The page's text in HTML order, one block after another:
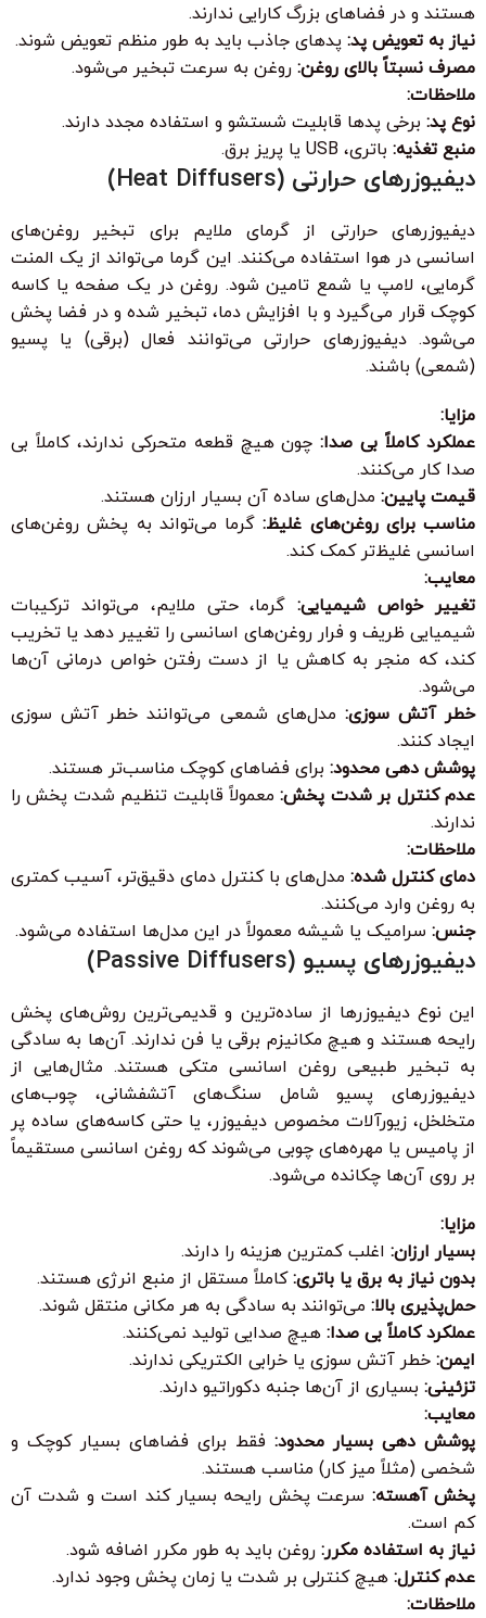
هستند و در فضاهای بزرگ کارایی ندارند.
نیاز به تعویض پد: پدهای جاذب باید به طور منظم تعویض شوند.
مصرف نسبتاً بالای روغن: روغن به سرعت تبخیر می‌شود.
ملاحظات:
نوع پد: برخی پدها قابلیت شستشو و استفاده مجدد دارند.
منبع تغذیه: باتری، USB یا پریز برق.
دیفیوزرهای حرارتی (Heat Diffusers)
دیفیوزرهای حرارتی از گرمای ملایم برای تبخیر روغن‌های
اسانسی در هوا استفاده می‌کنند. این گرما می‌تواند از یک المنت
گرمایی، لامپ یا شمع تامین شود. روغن در یک صفحه یا کاسه
کوچک قرار می‌گیرد و با افزایش دما، تبخیر شده و در فضا پخش
می‌شود. دیفیوزرهای حرارتی می‌توانند فعال (برقی) یا پسیو
(شمعی) باشند.
مزایا:
عملکرد کاملاً بی صدا:چون هیچ قطعه متحرکی ندارند، کاملاً بی
صدا کار می‌کنند.
قیمت پایین: مدل‌های ساده آن بسیار ارزان هستند.
مناسب برای روغن‌های غلیظ:گرما می‌تواند به پخش روغن‌های
اسانسی غلیظ‌تر کمک کند.
معایب:
تغییر خواص شیمیایی:گرما، حتی ملایم، می‌تواند ترکیبات
شیمیایی ظریف و فرار روغن‌های اسانسی را تغییر دهد یا تخریب
کند، که منجر به کاهش یا از دست رفتن خواص درمانی آن‌ها
می‌شود.
خطر آتش سوزی: مدل‌های شمعی می‌توانند خطر آتش سوزی
ایجاد کنند.
پوشش دهی محدود: برای فضاهای کوچک مناسب‌تر هستند.
عدم کنترل بر شدت پخش:معمولاً قابلیت تنظیم شدت پخش را
ندارند.
ملاحظات:
دمای کنترل شده: مدل‌های با کنترل دمای دقیق‌تر، آسیب کمتری
به روغن وارد می‌کنند.
جنس: سرامیک یا شیشه معمولاً در این مدل‌ها استفاده می‌شود.
دیفیوزرهای پسیو (Passive Diffusers)
این نوع دیفیوزرها از ساده‌ترین و قدیمی‌ترین روش‌های پخش
رایحه هستند و هیچ مکانیزم برقی یا فن ندارند. آن‌ها به سادگی
به تبخیر طبیعی روغن اسانسی متکی هستند. مثال‌هایی از
دیفیوزرهای پسیو شامل سنگ‌های آتشفشانی، چوب‌های
متخلخل، زیورآلات مخصوص دیفیوزر، یا حتی کاسه‌های ساده پر
از پامیس یا مهره‌های چوبی می‌شوند که روغن اسانسی مستقیماً
بر روی آن‌ها چکانده می‌شود.
مزایا:
بسیار ارزان: اغلب کمترین هزینه را دارند.
بدون نیاز به برق یا باتری:کاملاً مستقل از منبع انرژی هستند.
حمل‌پذیری بالا: می‌توانند به سادگی به هر مکانی منتقل شوند.
عملکرد کاملاً بی صدا: هیچ صدایی تولید نمی‌کنند.
ایمن: خطر آتش سوزی یا خرابی الکتریکی ندارند.
تزئینی: بسیاری از آن‌ها جنبه دکوراتیو دارند.
معایب:
پوشش دهی بسیار محدود: فقط برای فضاهای بسیار کوچک و
شخصی (مثلاً میز کار) مناسب هستند.
پخش آهسته: سرعت پخش رایحه بسیار کند است و شدت آن
کم است.
نیاز به استفاده مکرر: روغن باید به طور مکرر اضافه شود.
عدم کنترل: هیچ کنترلی بر شدت یا زمان پخش وجود ندارد.
ملاحظات: